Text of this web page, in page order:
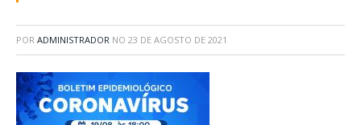
POR ADMINISTRADOR NO 23 DE AGOSTO DE 2021